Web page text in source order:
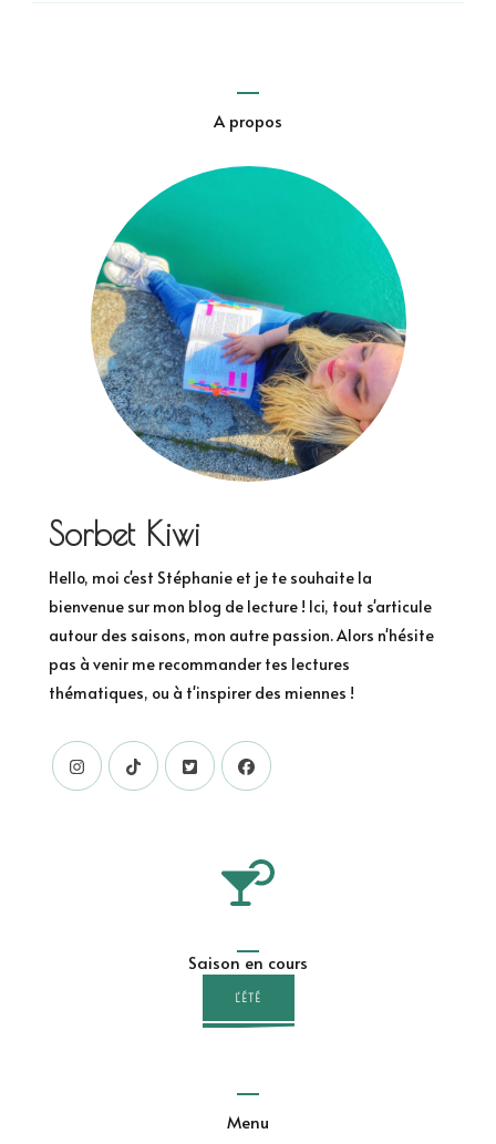
A propos
Sorbet Kiwi
Hello, moi c'est Stéphanie et je te souhaite la
bienvenue sur mon blog de lecture ! Ici, tout s'articule
autour des saisons, mon autre passion. Alors n'hésite
pas à venir me recommander tes lectures
thématiques, ou à t'inspirer des miennes !
Saison en cours
L'ÉTÉ
Menu